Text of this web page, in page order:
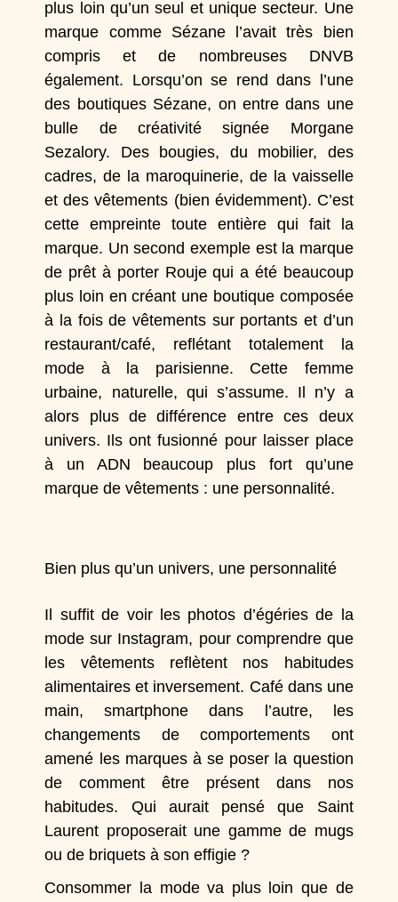
plus loin qu’un seul et unique secteur. Une
marque comme Sézanel’avait très bien
compris et de nombreuses DNVB
également. Lorsqu’on se rend dans l’une
des boutiques Sézane, on entre dans une
bulle de créativité signée Morgane
Sezalory. Des bougies, du mobilier, des
cadres, de la maroquinerie, de la vaisselle
et des vêtements (bien évidemment). C’est
cette empreinte toute entière qui fait la
marque. Un second exemple est la marque
de prêt à porter Roujequi a été beaucoup
plus loin en créant une boutique composée
à la fois de vêtements sur portants et d’un
restaurant/café, reflétant totalement la
mode à la parisienne. Cette femme
urbaine, naturelle, qui s’assume. Il n’y a
alors plus de différence entre ces deux
univers. Ils ont fusionné pour laisser place
à un ADN beaucoup plus fort qu’une
marque de vêtements : une personnalité.
Bien plus qu’un univers, une personnalité
Il suffit de voir les photos d’égéries de la
mode sur Instagram, pour comprendre que
les vêtements reflètent nos habitudes
alimentaires et inversement. Café dans une
main, smartphone dans l’autre, les
changements de comportements ont
amené les marques à se poser la question
de comment être présent dans nos
habitudes. Qui aurait pensé que Saint
Laurent proposerait une gamme de mugs
ou de briquets à son effigie ?
Consommer la mode va plus loin que de